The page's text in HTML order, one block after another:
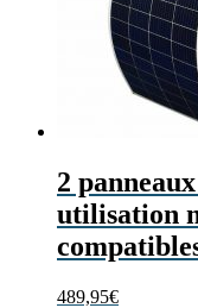
2
utilisation
489,95€